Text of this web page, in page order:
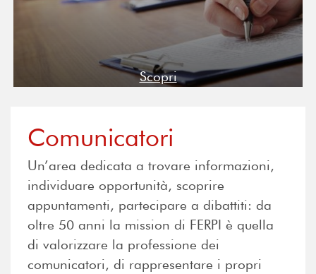
Scopri
Comunicatori
Un’area dedicata a trovare informazioni,
individuare opportunità, scoprire
appuntamenti, partecipare a dibattiti: da
oltre 50 anni la mission di FERPI è quella
di valorizzare la professione dei
comunicatori, di rappresentare i propri